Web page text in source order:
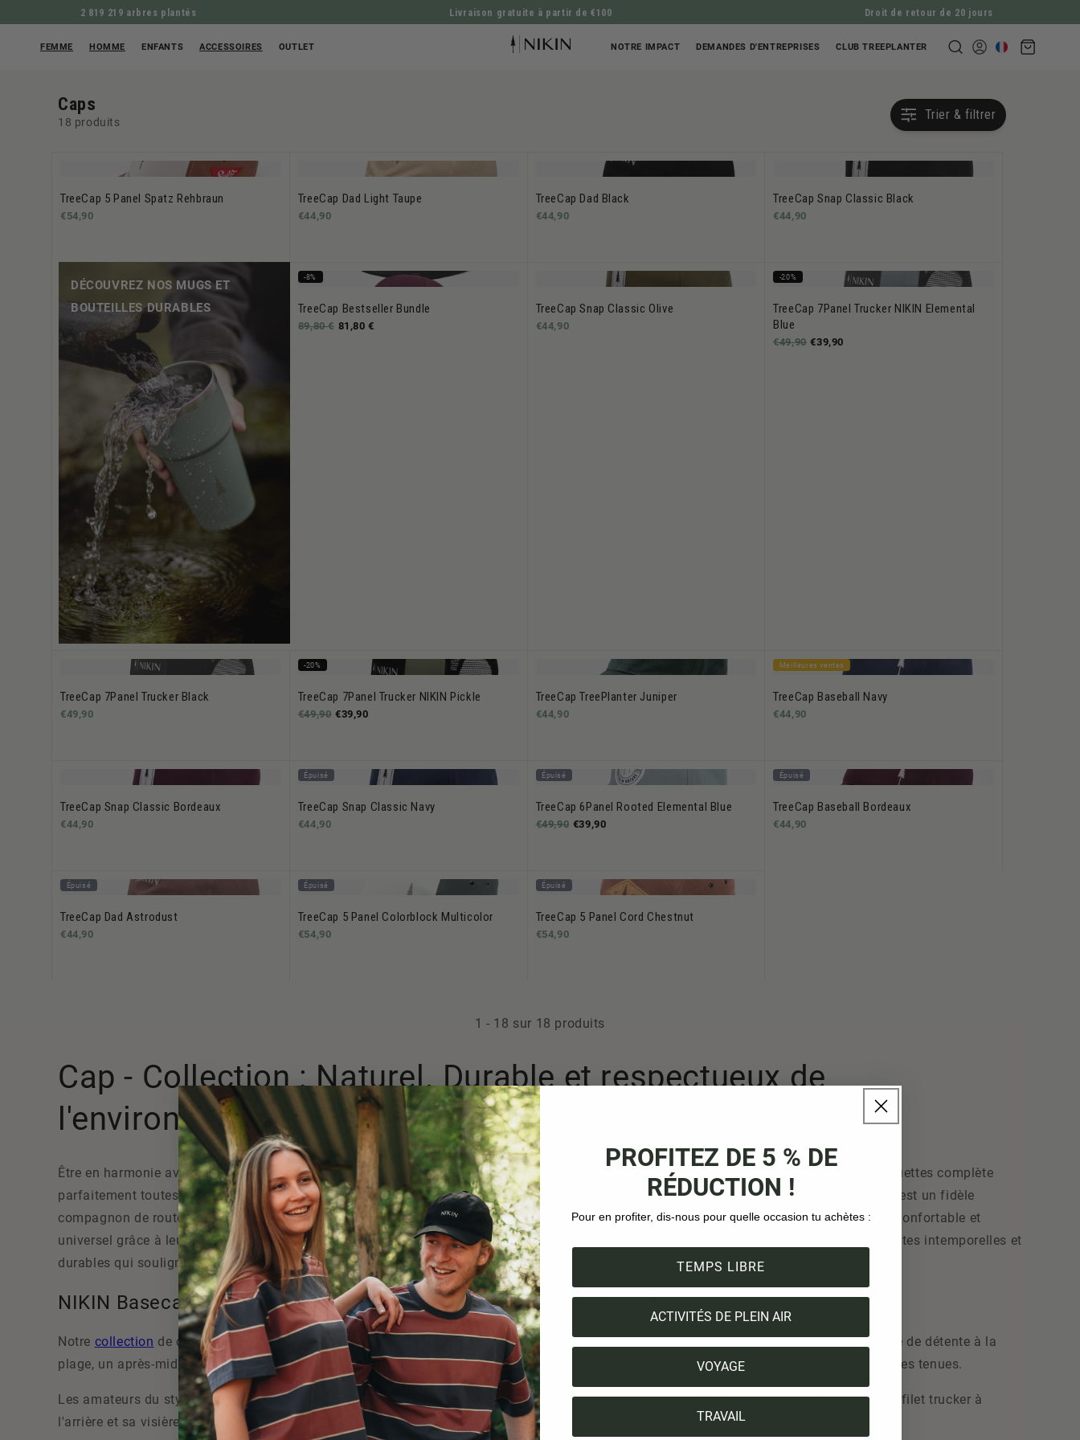
ALLER DIRECTEMENT AU CONTENU
2 819 219 arbres plantés Livraison gratuite à partir de €100 Droit de retour de 20 jours
FEMME HOMME ENFANTS ACCESSOIRES OUTLET NOTRE IMPACT DEMANDES D'ENTREPRISES CLUB TREEPLANTER
Se
d'achat
Caps
18 produits Trier & filtrer
TreeCap 5 Panel Spatz Rehbraun
€54,90
TreeCap Dad Light Taupe
€44,90
TreeCap Dad Black
€44,90
TreeCap Snap Classic Black
€44,90
DÉCOUVREZ NOS MUGS ET
BOUTEILLES DURABLES
-8%
TreeCap Bestseller Bundle
89,80 € 81,80 €
TreeCap Snap Classic Olive
€44,90
-20%
TreeCap 7Panel Trucker NIKIN Elemental
Blue
€49,90 €39,90
TreeCap 7Panel Trucker Black
€49,90
-20%
TreeCap 7Panel Trucker NIKIN Pickle
€49,90 €39,90
TreeCap TreePlanter Juniper
€44,90
Meilleures ventes
TreeCap Baseball Navy
€44,90
TreeCap Snap Classic Bordeaux
€44,90
Épuisé
TreeCap Snap Classic Navy
€44,90
Épuisé
TreeCap 6Panel Rooted Elemental Blue
€49,90 €39,90
Épuisé
TreeCap Baseball Bordeaux
€44,90
Épuisé
TreeCap Dad Astrodust
€44,90
Épuisé
TreeCap 5 Panel Colorblock Multicolor
€54,90
Épuisé
TreeCap 5 Panel Cord Chestnut
€54,90
1 - 18 sur 18 produits
Cap - Collection : Naturel. Durable et respectueux de
l'environnement. Styles universels.
Être en harmonie avec la nature et la mode n'a jamais été aussi facile qu'avec nos casquettes de baseball NIKIN. Notre collection de casquettes complète
parfaitement toutes les tenues. Que vous soyez en pleine nature ou sous le soleil de midi, chaque casquette de baseball durable de NIKIN est un fidèle
compagnon de route, où que vous soyez. La plupart de nos casquettes sont fabriquées en coton 100 % bio et offrent un ajustement ultra confortable et
universel grâce à leurs fermetures réglables. Disponibles en divers designs - made in CH - tu peux toujours acheter chez NIKIN des casquettes intemporelles et
durables qui soulignent ton caractère et qui sont en plus extrêmement confortables.
NIKIN Basecap : Les casquettes haut de gamme pour les amis de la nature
Notre collection de casquettes Femme, hommeEnfant
est non seulement écologique, mais aussi polyvalente. Que ce soit pour une journée de détente à la
plage, un après-midi actif au parc ou des vacances en camping à la montagne, nos casquettes s'adaptent toujours parfaitement à toutes les tenues.
Les amateurs du style trucker cap seront certainement séduits par nos modèles, tels que notre TreeCap Baseball Trucker Classicavec son filet trucker à
l'arrière et sa visière incurvée caractéristique.
PROFITEZ DE 5 % DE
RÉDUCTION !
Pour en profiter, dis-nous pour quelle occasion tu achètes :
TEMPS LIBRE
ACTIVITÉS DE PLEIN AIR
VOYAGE
TRAVAIL